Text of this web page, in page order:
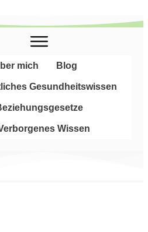
mich Blog
Gesundheitswissen
Wissen